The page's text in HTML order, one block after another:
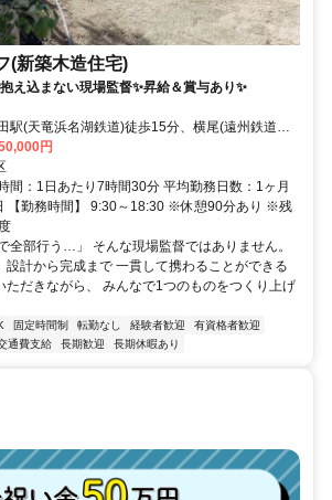
(新築木造住宅)
え込まない現場監督✨昇給＆賞与あり✨
駅(天竜浜名湖鉄道)徒歩15分、横尾(遠州鉄道バ
円
間：1日あたり7時間30分 平均勤務日数：1ヶ月
【勤務時間】 9:30～18:30 ※休憩90分あり ※残
全部行う…」 そんな現場監督ではありません。
設計から完成まで 一貫して携わることができる
ただきながら、 みんなで1つのものをつくり上げ
固定時間制 転勤なし 経験者歓迎
有資格者歓迎
通費支給 長期歓迎 長期休暇あり